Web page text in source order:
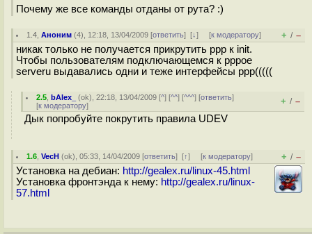
Почему же все команды отданы от рута? :)
1.4 ,Аноним (4), 12:18, 13/04/2009 [ответить][↓] [к модератору] + / –
никак только не получается прикрутить ppp к init.
Чтобы пользователям подключающемся к pppoe
serveru выдавались одни и теже интерфейсы ppp(((((
2.5 ,bAlex_ (ok), 22:18, 13/04/2009 [^] [^^] [^^^] [ответить]
[к модератору] + / –
Дык попробуйте покрутить правила UDEV
1.6 ,VecH (ok), 05:33, 14/04/2009 [ответить][↑] [к модератору] + / –
Установка на дебиан: http://gealex.ru/linux-45.html
Установка фронтэнда к нему: http://gealex.ru/linux-
57.html